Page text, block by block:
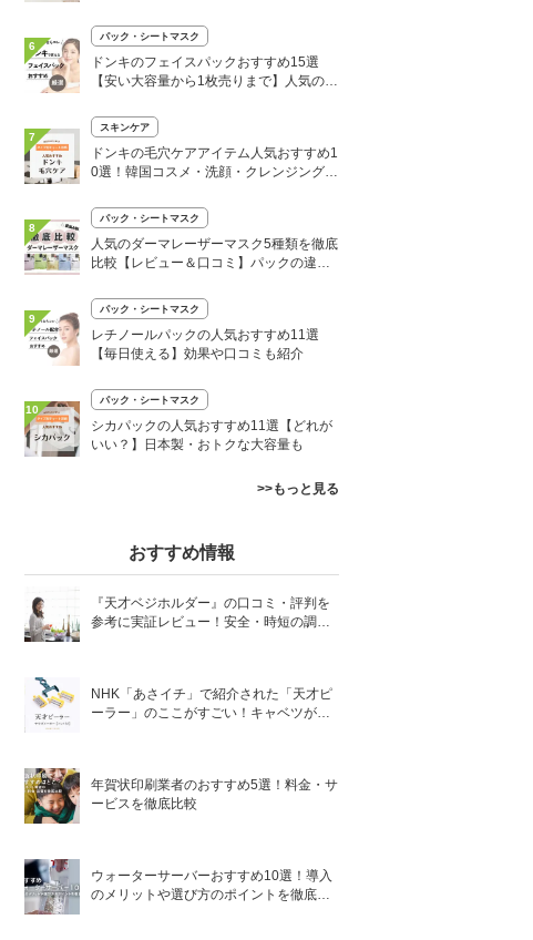
6
パック・シートマスク
ドンキのフェイスパックおすすめ15選
【安い大容量から1枚売りまで】人気のシ
7
スキンケア
ドンキの毛穴ケアアイテム人気おすすめ1
0選！韓国コスメ・洗顔・クレンジングな
8
パック・シートマスク
人気のダーマレーザーマスク5種類を徹底
比較【レビュー＆口コミ】パックの違い
9
パック・シートマスク
レチノールパックの人気おすすめ11選
【毎日使える】効果や口コミも紹介
10
パック・シートマスク
シカパックの人気おすすめ11選【どれが
いい？】日本製・おトクな大容量も
>>もっと見る
おすすめ情報
『天才ベジホルダー』の口コミ・評判を
参考に実証レビュー！安全・時短の調理
NHK「あさイチ」で紹介された「天才ピ
ーラー」のここがすごい！キャベツがほ
年賀状印刷業者のおすすめ5選！料金・サ
ービスを徹底比較
ウォーターサーバーおすすめ10選！導入
のメリットや選び方のポイントを徹底解